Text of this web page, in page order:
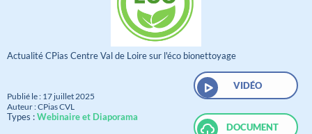
Actualité CPias Centre Val de Loire sur l'éco bionettoyage
Publié le : 17 juillet 2025
Auteur : CPias CVL
Types :Webinaire et Diaporama
VIDÉO
DOCUMENT